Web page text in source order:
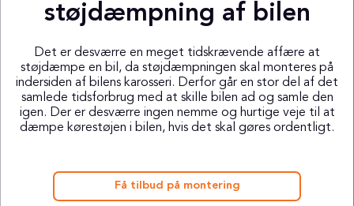
støjdæmpning af bilen
Det er desværre en meget tidskrævende affære at
støjdæmpe en bil, da støjdæmpningen skal monteres på
indersiden af bilens karosseri. Derfor går en stor del af det
samlede tidsforbrug med at skille bilen ad og samle den
igen. Der er desværre ingen nemme og hurtige veje til at
dæmpe kørestøjen i bilen, hvis det skal gøres ordentligt.
Få tilbud på montering